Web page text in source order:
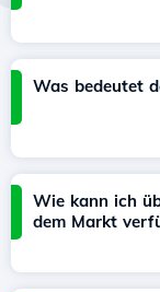
Was bedeutet
Wie kann ich
dem Markt